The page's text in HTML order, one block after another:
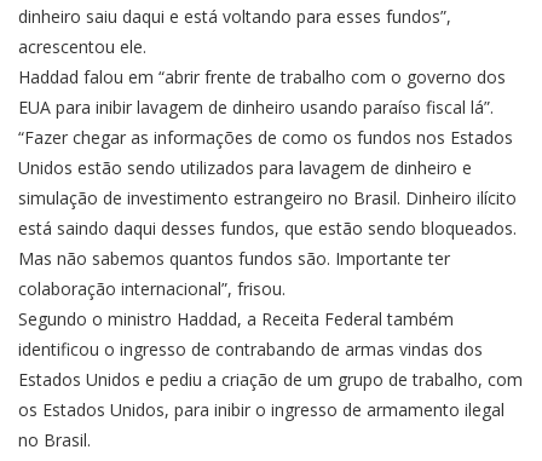
dinheiro saiu daqui e está voltando para esses fundos”,
acrescentou ele.
Haddad falou em “abrir frente de trabalho com o governo dos
EUA para inibir lavagem de dinheiro usando paraíso fiscal lá”.
“Fazer chegar as informações de como os fundos nos Estados
Unidos estão sendo utilizados para lavagem de dinheiro e
simulação de investimento estrangeiro no Brasil. Dinheiro ilícito
está saindo daqui desses fundos, que estão sendo bloqueados.
Mas não sabemos quantos fundos são. Importante ter
colaboração internacional”, frisou.
Segundo o ministro Haddad, a Receita Federal também
identificou o ingresso de contrabando de armas vindas dos
Estados Unidos e pediu a criação de um grupo de trabalho, com
os Estados Unidos, para inibir o ingresso de armamento ilegal
no Brasil.